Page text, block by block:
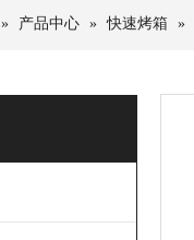
» 产品中心 » 快速烤箱 »